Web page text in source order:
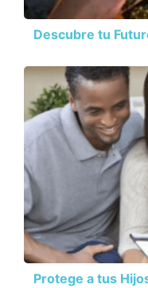
Descubre tu
Protege a tus